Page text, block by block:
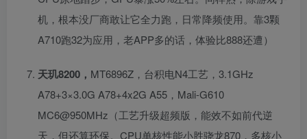
机，根本没厂商敢让它全力跑，日常降频使用。靠3颗
A710跑32为应用，老APP多的话，体验比888还遭）
天玑8200， MT6896Z，台积电N4工艺，3.1GHz
A78+3×3.0G A78+4x2G A55，Mali-G610
MC6@950MHz（工艺升级超频版，能效不如前代逆
天，但还算环保。CPU单核性能小胜骁龙870，多核小